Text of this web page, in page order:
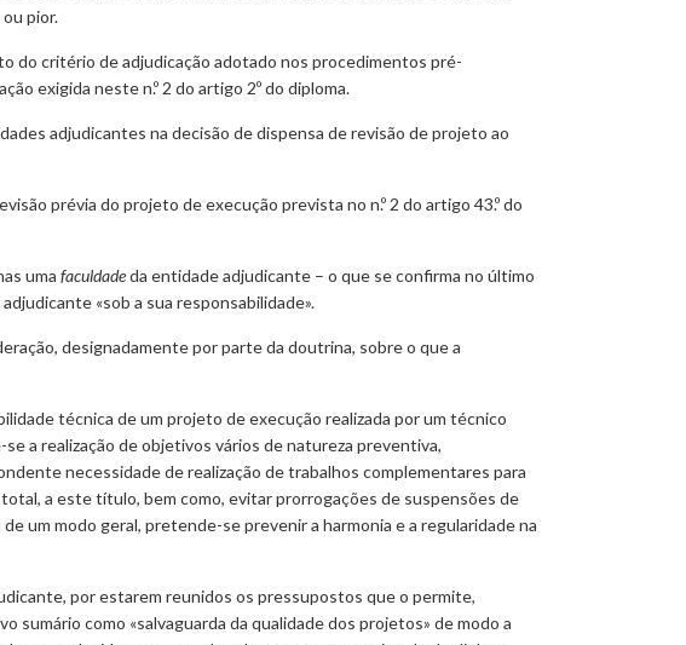
pior.
do critério de adjudicação adotado nos procedimentos pré-
exigida neste n.º 2 do artigo 2º do diploma.
adjudicantes na decisão de dispensa de revisão de projeto ao
prévia do projeto de execução prevista no n.º 2 do artigo 43.º do
uma faculdadeda entidade adjudicante – o que se confirma no último
«sob a sua responsabilidade».
designadamente por parte da doutrina, sobre o que a
técnica de um projeto de execução realizada por um técnico
a realização de objetivos vários de natureza preventiva,
necessidade de realização de trabalhos complementares para
a este título, bem como, evitar prorrogações de suspensões de
um modo geral, pretende-se prevenir a harmonia e a regularidade na
por estarem reunidos os pressupostos que o permite,
como «salvaguarda da qualidade dos projetos» de modo a